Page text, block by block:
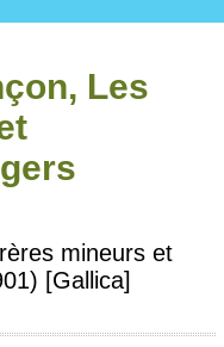
Les
mineurs et
[Gallica]